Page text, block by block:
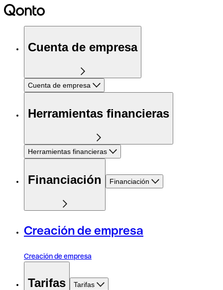
Cuenta de empresa
Cuenta de empresa
Herramientas financieras
Herramientas financieras
Financiación Financiación
Creación de empresa
Creación de empresa
Tarifas Tarifas